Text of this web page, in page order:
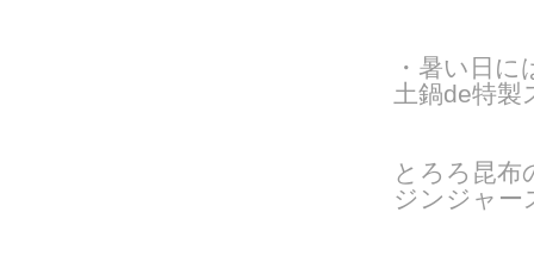
・暑い日
土鍋de特製
とろろ昆布
ジンジャー